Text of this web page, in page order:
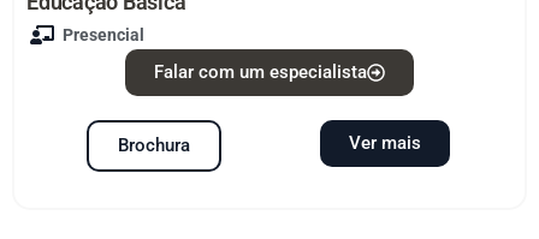
Presencial
Falar com um especialista
Brochura Ver mais